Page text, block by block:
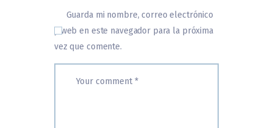
Guarda mi nombre, correo electrónico
y web en este navegador para la próxima
vez que comente.